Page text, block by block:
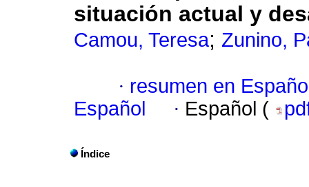
situación actual y
Camou, Teresa; Zunino,
· resumen en
Español
· Español (
Índice